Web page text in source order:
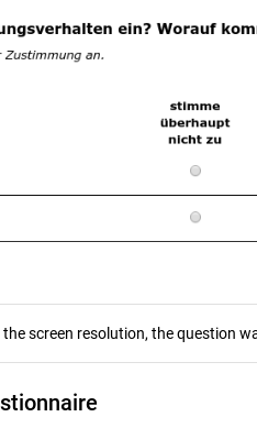
screen resolution, the question